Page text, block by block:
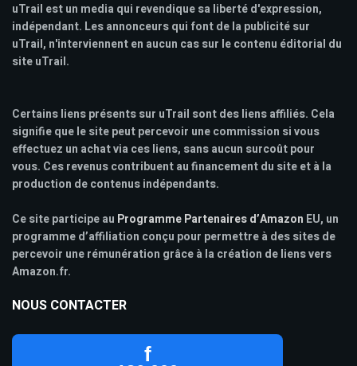
uTrail est un media qui revendique sa liberté d'expression,
indépendant. Les annonceurs qui font de la publicité sur
uTrail, n'interviennent en aucun cas sur le contenu éditorial du
site uTrail.
Certains liens présents sur uTrail sont des liens affiliés. Cela
signifie que le site peut percevoir une commission si vous
effectuez un achat via ces liens, sans aucun surcoût pour
vous. Ces revenus contribuent au financement du site et à la
production de contenus indépendants.
Ce site participe au Programme Partenaires d’Amazon EU, un
programme d’affiliation conçu pour permettre à des sites de
percevoir une rémunération grâce à la création de liens vers
Amazon.fr.
NOUS CONTACTER
f